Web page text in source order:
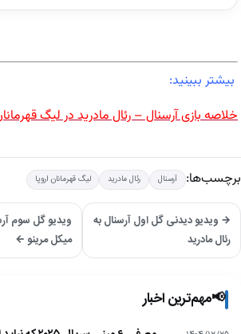
بیشتر ببینید:
خلاصه بازی آرسنال – رئال مادرید در لیگ
برچسب‌ها: آرسنال رئال مادرید لیگ قهرمانان اروپا
→ ویدیو دیدنی گل اول آرسنال به
رئال مادرید
ویدیو گل سوم
میکل مرینو ←
📢مهم‌ترین اخبار